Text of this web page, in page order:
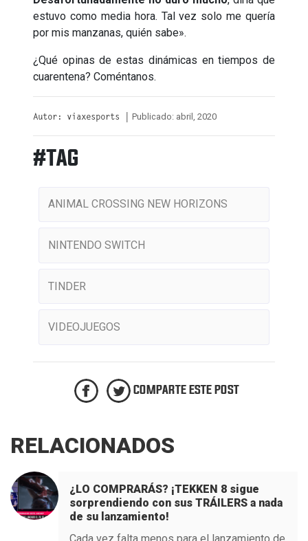
estuvo como media hora. Tal vez solo me quería
por mis manzanas, quién sabe».
¿Qué opinas de estas dinámicas en tiempos de
cuarentena? Coméntanos.
Autor: viaxesports | Publicado: abril, 2020
#TAG
ANIMAL CROSSING NEW HORIZONS
NINTENDO SWITCH
TINDER
VIDEOJUEGOS
COMPARTE ESTE POST
RELACIONADOS
¿LO COMPRARÁS? ¡TEKKEN 8 sigue
sorprendiendo con sus TRÁILERS a nada
de su lanzamiento!